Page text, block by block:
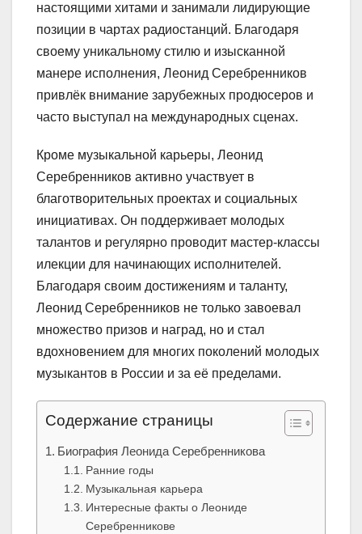
настоящими хитами и занимали лидирующие
позиции в чартах радиостанций. Благодаря
своему уникальному стилю и изысканной
манере исполнения, Леонид Серебренников
привлёк внимание зарубежных продюсеров и
часто выступал на международных сценах.
Кроме музыкальной карьеры, Леонид
Серебренников активно участвует в
благотворительных проектах и социальных
инициативах. Он поддерживает молодых
талантов и регулярно проводит мастер-классы
илекции для начинающих исполнителей.
Благодаря своим достижениям и таланту,
Леонид Серебренников не только завоевал
множество призов и наград, но и стал
вдохновением для многих поколений молодых
музыкантов в России и за её пределами.
Содержание страницы
Биография Леонида Серебренникова
Ранние годы
Музыкальная карьера
Интересные факты о Леониде
Серебренникове